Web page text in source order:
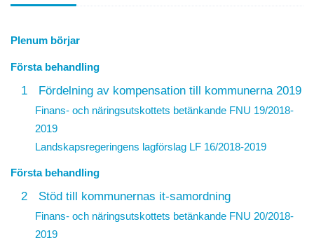
Plenum börjar
Första behandling
1 Fördelning av kompensation till kommunerna 2019
Finans- och näringsutskottets betänkande FNU 19/2018-
2019
Landskapsregeringens lagförslag LF 16/2018-2019
Första behandling
2 Stöd till kommunernas it-samordning
Finans- och näringsutskottets betänkande FNU 20/2018-
2019